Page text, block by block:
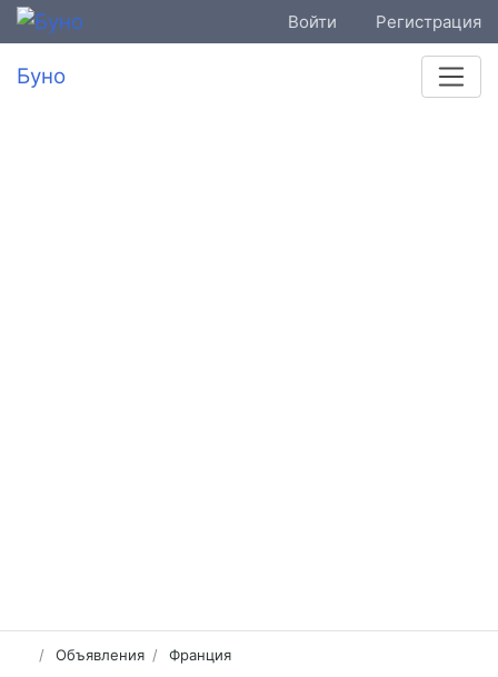
Войти Регистрация
Буно
Объявления Франция